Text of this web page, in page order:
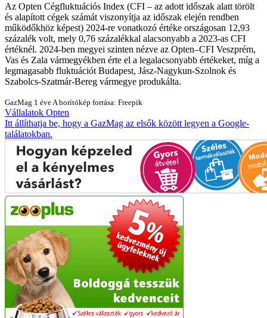
Az Opten Cégfluktuációs Index (CFI – az adott időszak alatt törölt
és alapított cégek számát viszonyítja az időszak elején rendben
működőkhöz képest) 2024-re vonatkozó értéke országosan 12,93
százalék volt, mely 0,76 százalékkal alacsonyabb a 2023-as CFI
értéknél. 2024-ben megyei szinten nézve az Opten–CFI Veszprém,
Vas és Zala vármegyékben érte el a legalacsonyabb értékeket, míg a
legmagasabb fluktuációt Budapest, Jász-Nagykun-Szolnok és
Szabolcs-Szatmár-Bereg vármegye produkálta.
GazMag 1 éve A borítókép forrása: Freepik
Vállalatok Opten
Itt állíthatja be, hogy a GazMag az elsők között legyen a Google-
találatokban.